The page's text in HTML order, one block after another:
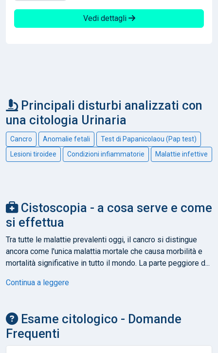
Vedi dettagli
Principali disturbi analizzati con
una citologia Urinaria
Cancro Anomalie fetali
Test di Papanicolaou (Pap test)
Lesioni tiroidee
Condizioni infiammatorie Malattie infettive
Cistoscopia - a cosa serve e come
si effettua
Tra tutte le malattie prevalenti oggi, il cancro si distingue
ancora come l'unica malattia mortale che causa morbilità e
mortalità significative in tutto il mondo. La parte peggiore d...
Continua a leggere
Esame citologico - Domande
Frequenti